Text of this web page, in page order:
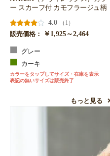
ー スカーフ付 カモフラージュ柄
4.0
（1）
販売価格：
￥1,925～2,464
グレー
カーキ
カラーをタップしてサイズ・在庫を表示
表記の無いサイズは販売終了
もっと見る